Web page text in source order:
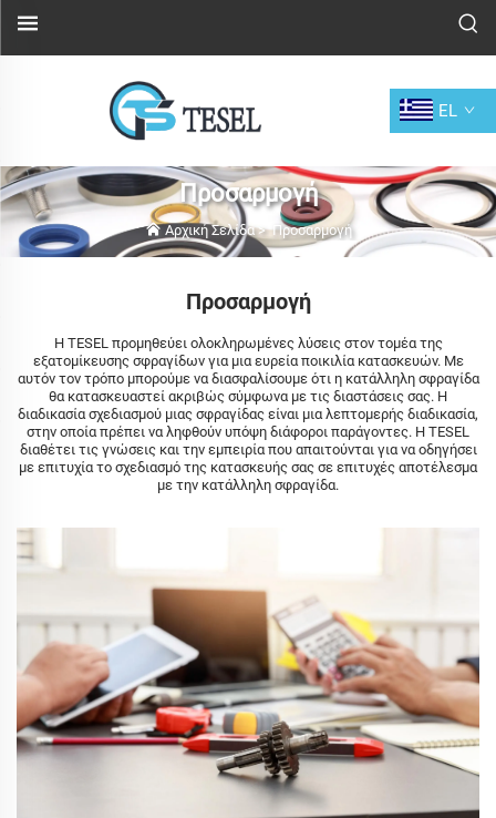
EL
Προσαρμογή
Αρχική Σελίδα>Προσαρμογή
Προσαρμογή
Η TESEL προμηθεύει ολοκληρωμένες λύσεις στον τομέα της
εξατομίκευσης σφραγίδων για μια ευρεία ποικιλία κατασκευών. Με
αυτόν τον τρόπο μπορούμε να διασφαλίσουμε ότι η κατάλληλη σφραγίδα
θα κατασκευαστεί ακριβώς σύμφωνα με τις διαστάσεις σας. Η
διαδικασία σχεδιασμού μιας σφραγίδας είναι μια λεπτομερής διαδικασία,
στην οποία πρέπει να ληφθούν υπόψη διάφοροι παράγοντες. Η TESEL
διαθέτει τις γνώσεις και την εμπειρία που απαιτούνται για να οδηγήσει
με επιτυχία το σχεδιασμό της κατασκευής σας σε επιτυχές αποτέλεσμα
με την κατάλληλη σφραγίδα.